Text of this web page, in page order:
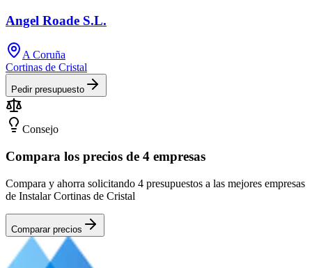
Angel Roade S.L.
A Coruña
Cortinas de Cristal
Pedir presupuesto
Consejo
Compara los precios de 4 empresas
Compara y ahorra solicitando 4 presupuestos a las mejores empresas
de Instalar Cortinas de Cristal
Comparar precios